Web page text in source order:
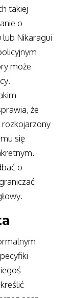
takiej
o
lub Nikaragui
może
że
rozkojarzony
się
o